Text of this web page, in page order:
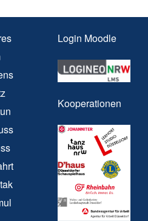
Login Moodle
Kooperationen